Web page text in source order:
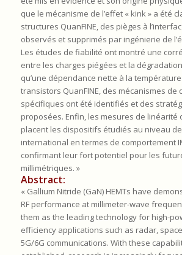
que le mécanisme de l’effet « kink » a été
structures QuanFINE, des pièges à
observés et supprimés par ingénierie de
Les études de fiabilité ont montré une
entre les charges piégées et la
qu’une dépendance nette à la
transistors QuanFINE, des mécanismes de
spécifiques ont été identifiés et des
proposées. Enfin, les mesures de linéarité
placent les dispositifs étudiés au niveau de
international en termes de comportement
confirmant leur fort potentiel pour les
millimétriques. »
Abstract:
« Gallium Nitride (GaN) HEMTs have
RF performance at millimeter-wave
them as the leading technology for high-
efficiency applications such as radar,
5G/6G communications. With these